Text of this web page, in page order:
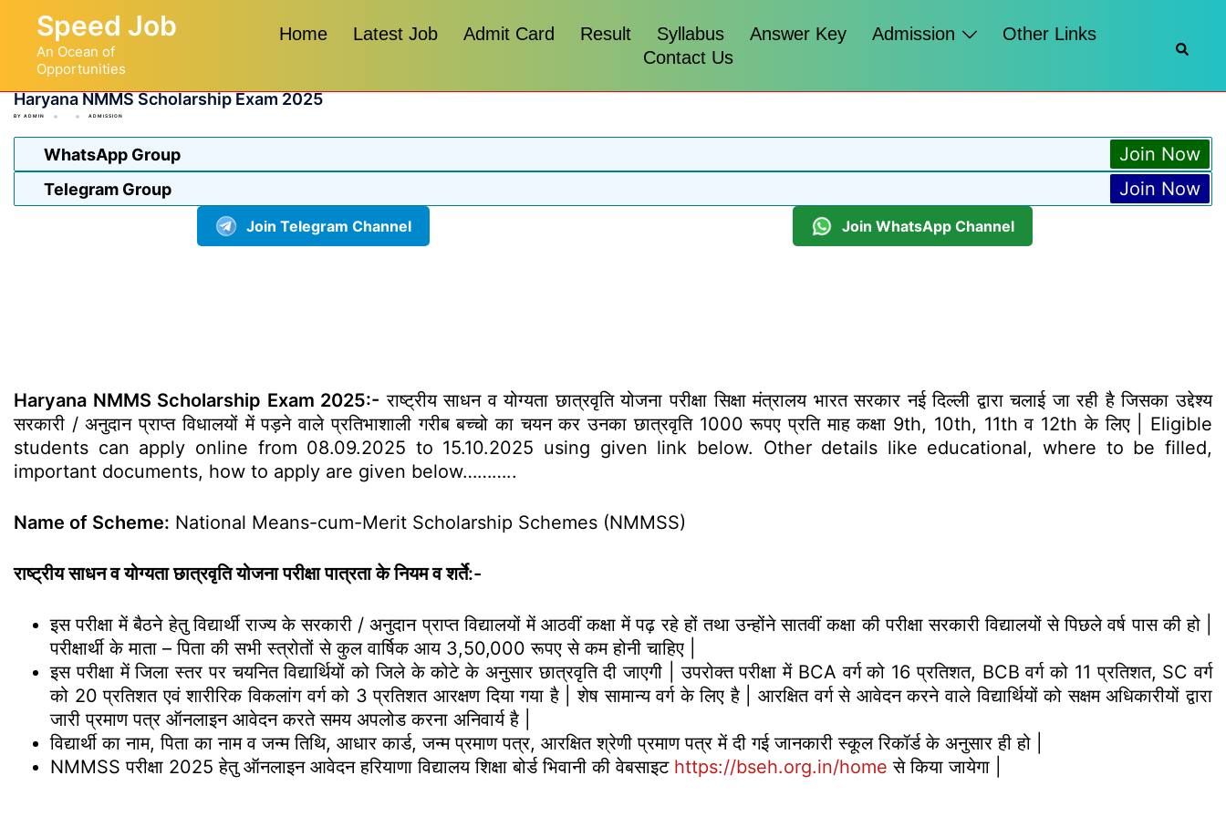
content
Speed Job
An Ocean of
Opportunities
Home Latest Job Admit Card Result Syllabus Answer Key Admission
Other Links
Contact Us
Haryana NMMS Scholarship Exam 2025
BY ADMIN ADMISSION
WhatsApp Group Join Now
Telegram Group Join Now
Join Telegram Channel Join WhatsApp Channel
Haryana NMMS Scholarship Exam 2025:- राष्ट्रीय साधन व योग्यता छात्रवृति योजना परीक्षा सिक्षा मंत्रालय भारत सरकार नई दिल्ली द्वारा चलाई जा रही है जिसका उद्देश्य
सरकारी / अनुदान प्राप्त विधालयों में पड़ने वाले प्रतिभाशाली गरीब बच्चो का चयन कर उनका छात्रवृति 1000 रूपए प्रति माह कक्षा 9th, 10th, 11th व 12th के लिए | Eligible
students can apply online from 08.09.2025 to 15.10.2025 using given link below. Other details like educational, where to be filled,
important documents, how to apply are given below………..
Name of Scheme: National Means-cum-Merit Scholarship Schemes (NMMSS)
राष्ट्रीय साधन व योग्यता छात्रवृति योजना परीक्षा पात्रता के नियम व शर्ते:-
इस परीक्षा में बैठने हेतु विद्यार्थी राज्य के सरकारी / अनुदान प्राप्त विद्यालयों में आठवीं कक्षा में पढ़ रहे हों तथा उन्होंने सातवीं कक्षा की परीक्षा सरकारी विद्यालयों से पिछले वर्ष पास की हो |
परीक्षार्थी के माता – पिता की सभी स्त्रोतों से कुल वार्षिक आय 3,50,000 रूपए से कम होनी चाहिए |
इस परीक्षा में जिला स्तर पर चयनित विद्यार्थियों को जिले के कोटे के अनुसार छात्रवृति दी जाएगी | उपरोक्त परीक्षा में BCA वर्ग को 16 प्रतिशत, BCB वर्ग को 11 प्रतिशत, SC वर्ग
को 20 प्रतिशत एवं शारीरिक विकलांग वर्ग को 3 प्रतिशत आरक्षण दिया गया है | शेष सामान्य वर्ग के लिए है | आरक्षित वर्ग से आवेदन करने वाले विद्यार्थियों को सक्षम अधिकारीयों द्वारा
जारी प्रमाण पत्र ऑनलाइन आवेदन करते समय अपलोड करना अनिवार्य है |
विद्यार्थी का नाम, पिता का नाम व जन्म तिथि, आधार कार्ड, जन्म प्रमाण पत्र, आरक्षित श्रेणी प्रमाण पत्र में दी गई जानकारी स्कूल रिकॉर्ड के अनुसार ही हो |
NMMSS परीक्षा 2025 हेतु ऑनलाइन आवेदन हरियाणा विद्यालय शिक्षा बोर्ड भिवानी की वेबसाइट https://bseh.org.in/home से किया जायेगा |